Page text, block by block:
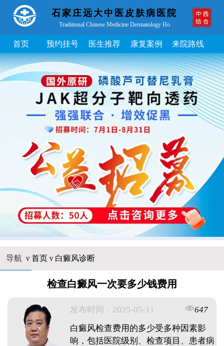
石家庄远大中医皮肤病医院
Traditional Chinese Medicine Dermatology Ho
首页 预约挂号 医生推荐 康复案例 来院路线
导航 ν 首页ν 白癜风诊断
检查白癜风一次要多少钱费用
发布时间：2025-05-11
647
白癜风检查费用的多少受多种因素影
响，包括医院级别、检查项目、患者病